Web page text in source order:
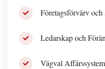
Företagsförvärv och
Ledarskap och
Vägval Affärssystem